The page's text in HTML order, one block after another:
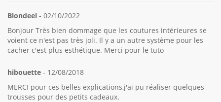
Blondeel - 02/10/2022
Bonjour Très bien dommage que les coutures intérieures se
voient ce n'est pas très joli. Il y a un autre système pour les
cacher c'est plus esthétique. Merci pour le tuto
hibouette - 12/08/2018
MERCI pour ces belles explications,j'ai pu réaliser quelques
trousses pour des petits cadeaux.